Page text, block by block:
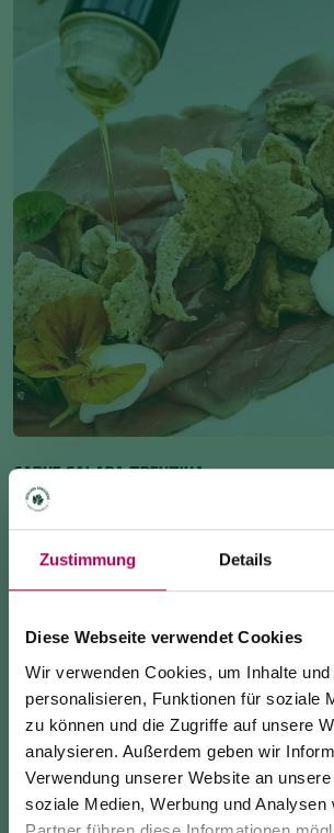
Zustimmung Details
Diese Webseite verwendet Cookies
Wir verwenden Cookies, um Inhalte
personalisieren, Funktionen für soziale
zu können und die Zugriffe auf unsere
analysieren. Außerdem geben wir
Verwendung unserer Website an
soziale Medien, Werbung und Analysen
CARNE SALADA TRENTINA
Rezept
Gewürztes mageres Fleisch, roh
angebraten serviert, mit Bohnen